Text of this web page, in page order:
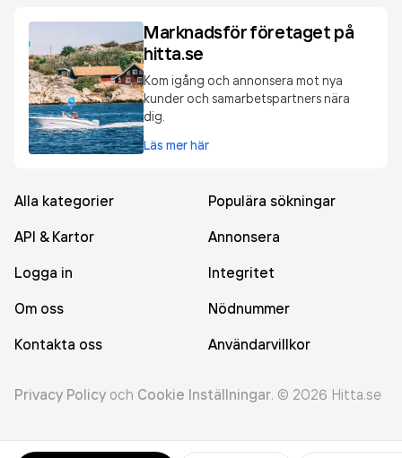
Marknadsför företaget på
hitta.se
Kom igång och annonsera mot nya
kunder och samarbetspartners nära
dig.
Läs mer här
Alla kategorier
Populära sökningar
API & Kartor
Annonsera
Logga in
Integritet
Om oss
Nödnummer
Kontakta oss
Användarvillkor
Privacy Policy och Cookie Inställningar. © 2026 Hitta.se